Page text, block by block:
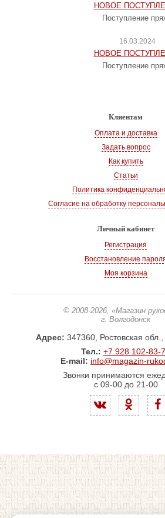
НОВОЕ
Поступление
16.03.2024
НОВОЕ
Поступление
Клиентам
Оплата и доставка
Задать вопрос
Как купить
Статьи
Политика
Согласие на обработку
Личный кабинет
Регистрация
Восстановление
Моя корзина
© 2008-2026, «Магазин
г. Волгодонск
Адрес: 347360, Ростовская обл.,
Тел.: +7 928 102-83-
E-mail: info@magazin-
Звонки принимаются
с 09-00 до 21-00